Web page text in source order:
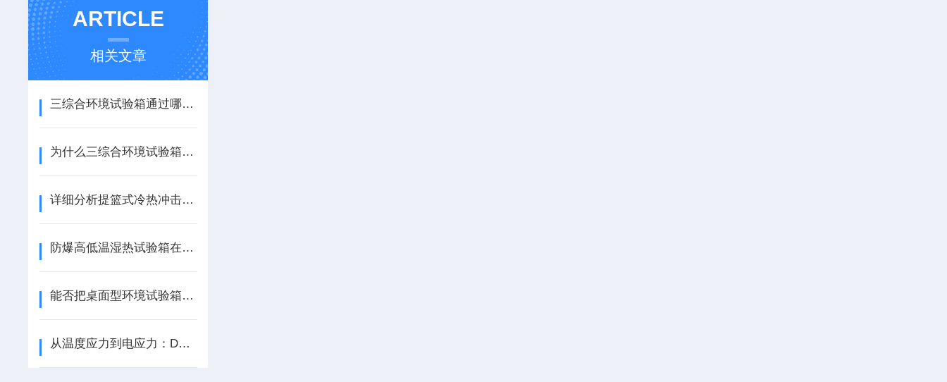
ARTICLE
相关文章
三综合环境试验箱通过哪些结构设计来达到更好的性能？
为什么三综合环境试验箱环境模拟更真实、试验效率更高？
详细分析提篮式冷热冲击试验箱的制冷系统
防爆高低温湿热试验箱在钣金结构上有哪些杰出表现？
能否把桌面型环境试验箱使用好，在于您对其优点了解多少？
从温度应力到电应力：DCDC模块老化测试系统工作原理解析